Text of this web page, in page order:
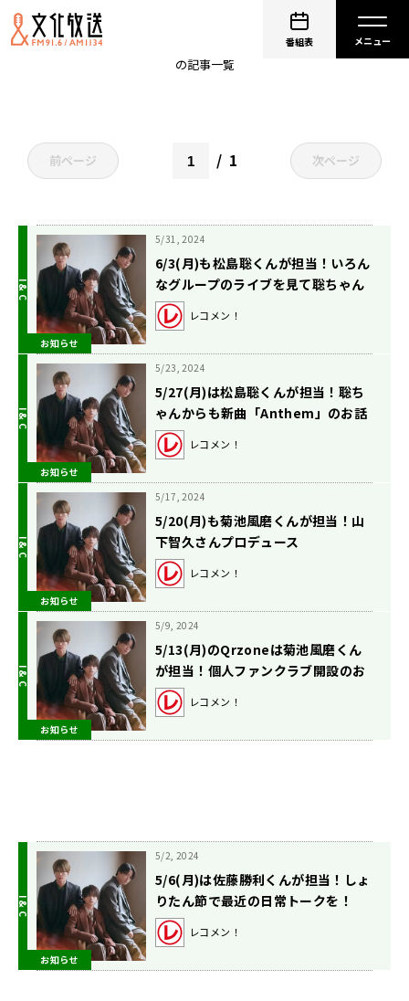
番組表
timeleszのQrzone
の記事一覧
前ページ 1 次ページ
お知らせ
5/31, 2024
6/3(月)も松島聡くんが担当！いろん
なグループのライブを見て聡ちゃん
が感じたこととは？
レコメン！
お知らせ
5/23, 2024
5/27(月)は松島聡くんが担当！聡ち
ゃんからも新曲「Anthem」のお話
を！
レコメン！
お知らせ
5/17, 2024
5/20(月)も菊池風磨くんが担当！山
下智久さんプロデュース
「Anthem」を初OA！
レコメン！
お知らせ
5/9, 2024
5/13(月)のQrzoneは菊池風磨くん
が担当！個人ファンクラブ開設のお
話を！
レコメン！
お知らせ
5/2, 2024
5/6(月)は佐藤勝利くんが担当！しょ
りたん節で最近の日常トークを！
レコメン！